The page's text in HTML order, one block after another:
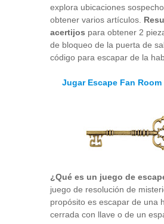
explora ubicaciones
obtener varios artículos.
acertijos para obtener 2
de bloqueo de la puerta de
código para escapar de la
Jugar Escape Fan Room
¿Qué es un juego de
juego de resolución de
propósito es escapar de una
cerrada con llave o de un